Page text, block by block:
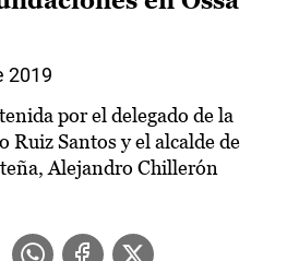
2019
por el delegado de la
Ruiz Santos y el alcalde de
Alejandro Chillerón